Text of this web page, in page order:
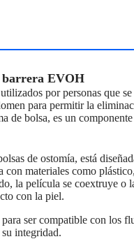
barrera EVOH
por personas que
para permitir la
de bolsa, es un
de ostomía, está
con materiales como
la película se coextruye o
con la piel.
ser compatible con los
integridad.